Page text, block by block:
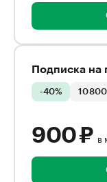
Подписка на
-40% 10
900 ₽ в